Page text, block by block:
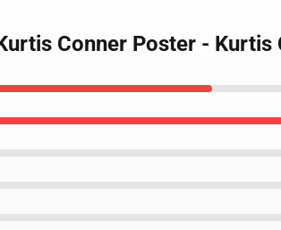
Conner Poster - Kurtis